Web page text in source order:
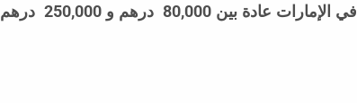
في الإمارات عادة بين 80,000 درهم و 250,000 درهم